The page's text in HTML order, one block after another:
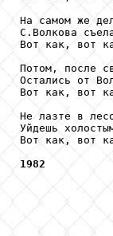
На самом же
С.Волкова
Вот как, вот
Потом, после
Остались от
Вот как, вот
Не лазте в
Уйдешь
Вот как, вот
1982